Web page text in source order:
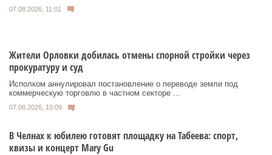
07.08.2026, 11:01
Жители Орловки добилась отмены спорной стройки через
прокуратуру и суд
Исполком аннулировал постановление о переводе земли под
коммерческую торговлю в частном секторе ...
07.08.2026, 10:09
В Челнах к юбилею готовят площадку на Табеева: спорт,
квизы и концерт Mary Gu